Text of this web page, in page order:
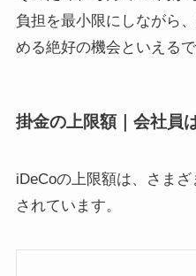
負担を最小限にしながら
める絶好の機会といえるで
掛金の上限額｜会社員
iDeCoの上限額は、さま
されています。